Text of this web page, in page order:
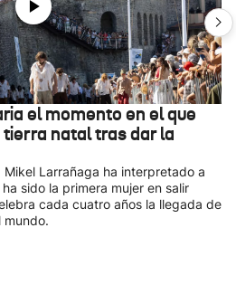
el momento en el que
natal tras dar la
Larrañaga ha interpretado a
sido la primera mujer en salir
cada cuatro años la llegada de
mundo.